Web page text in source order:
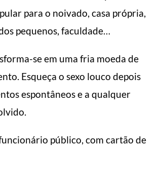
para o noivado, casa própria,
pequenos, faculdade…
se em uma fria moeda de
Esqueça o sexo louco depois
espontâneos e a qualquer
público, com cartão de